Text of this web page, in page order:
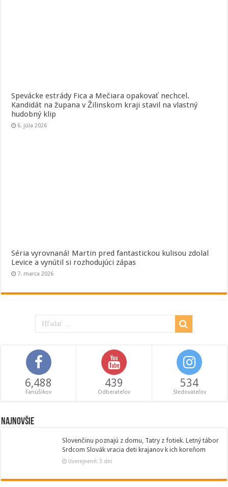
Spevácke estrády Fica a Mečiara opakovať nechcel.
Kandidát na župana v Žilinskom kraji stavil na vlastný
hudobný klip
6. júla 2026
Séria vyrovnaná! Martin pred fantastickou kulisou zdolal
Levice a vynútil si rozhodujúci zápas
7. marca 2026
6,488
Fanúšikov
439
Odberateľov
534
Sledovateľov
Najnovšie
Slovenčinu poznajú z domu, Tatry z fotiek. Letný tábor
Srdcom Slovák vracia deti krajanov k ich koreňom
Uverejnené: 3 dni